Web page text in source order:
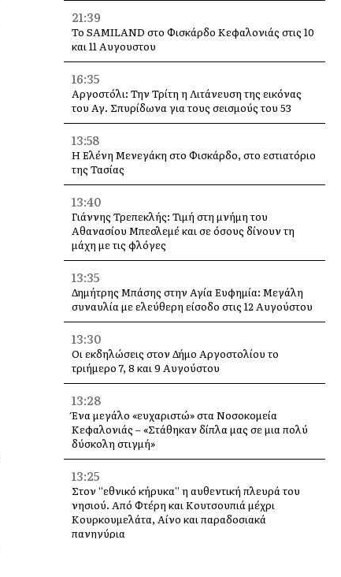
21:39
Το SAMILAND στο Φισκάρδο Κεφαλονιάς στις 10
και 11 Αυγουστου
16:35
Αργοστόλι: Την Τρίτη η Λιτάνευση της εικόνας
του Αγ. Σπυρίδωνα για τους σεισμούς του 53
13:58
Η Ελένη Μενεγάκη στο Φισκάρδο, στο εστιατόριο
της Τασίας
13:40
Γιάννης Τρεπεκλής: Τιμή στη μνήμη του
Αθανασίου Μπεσλεμέ και σε όσους δίνουν τη
μάχη με τις φλόγες
13:35
Δημήτρης Μπάσης στην Αγία Ευφημία: Μεγάλη
συναυλία με ελεύθερη είσοδο στις 12 Αυγούστου
13:30
Οι εκδηλώσεις στον Δήμο Αργοστολίου το
τριήμερο 7, 8 και 9 Αυγούστου
13:28
Ένα μεγάλο «ευχαριστώ» στα Νοσοκομεία
Κεφαλονιάς – «Στάθηκαν δίπλα μας σε μια πολύ
δύσκολη στιγμή»
13:25
Στον “εθνικό κήρυκα” η αυθεντική πλευρά του
νησιού. Από Φτέρη και Κουτσουπιά μέχρι
Κουρκουμελάτα, Αίνο και παραδοσιακά
πανηγύρια